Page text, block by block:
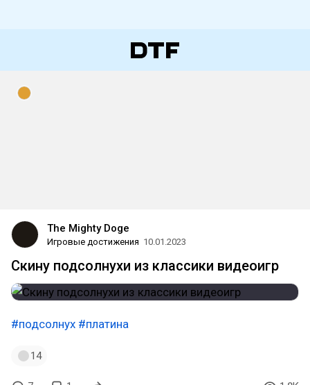
The Mighty Doge
Игровые достижения 10.01.2023
Скину подсолнухи из классики видеоигр
#подсолнух #платина
14